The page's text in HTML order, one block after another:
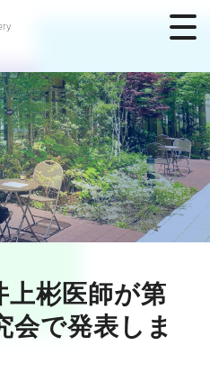
上彬医師が第
会で発表しま